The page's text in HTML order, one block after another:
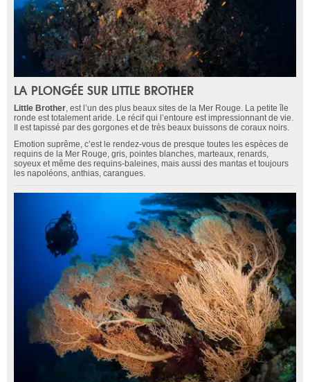
LA PLONGÉE SUR LITTLE BROTHER
Little Brother, est l’un des plus beaux sites de la Mer Rouge. La petite île
ronde est totalement aride. Le récif qui l’entoure est impressionnant de vie.
Il est tapissé par des gorgones et de très beaux buissons de coraux noirs.
Emotion suprême, c’est le rendez-vous de presque toutes les espèces de
requins de la Mer Rouge, gris, pointes blanches, marteaux, renards,
soyeux et même des requins-baleines, mais aussi des mantas et toujours
les napoléons, anthias, carangues.